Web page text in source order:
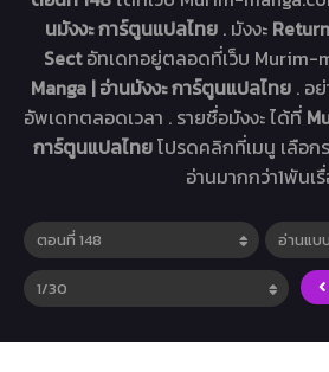
นมังงะ การ์ตูนแปลไทย . มังงะ
Sectอัทเดทอยู่ตลอดที่เว็บ Murim-
Manga | อ่านมังงะ การ์ตูนแปลไทย . อ
อัพเดทตลอดเวลา . รายชื่อมังงะ ได้ที่
การ์ตูนแปลไทยโปรดคลิกที่เมนู เลือก
อ่านมากกว่า1พันเ